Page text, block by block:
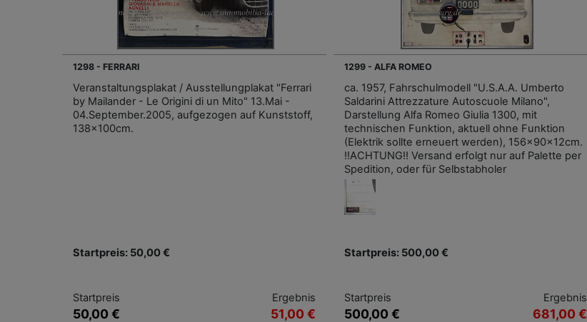
1298 - FERRARI
Veranstaltungsplakat / Ausstellungplakat "Ferrari
by Mailander - Le Origini di un Mito" 13.Mai -
04.September.2005, aufgezogen auf Kunststoff,
138x100cm.
Startpreis: 50,00 €
Startpreis
50,00 €
Ergebnis
51,00 €
1299 - ALFA ROMEO
ca. 1957, Fahrschulmodell "U.S.A.A. Umberto
Saldarini Attrezzature Autoscuole Milano",
Darstellung Alfa Romeo Giulia 1300, mit
technischen Funktion, aktuell ohne Funktion
(Elektrik sollte erneuert werden), 156x90x12cm.
!!ACHTUNG!! Versand erfolgt nur auf Palette per
Spedition, oder für Selbstabholer
Startpreis: 500,00 €
Startpreis
500,00 €
Ergebnis
681,00 €